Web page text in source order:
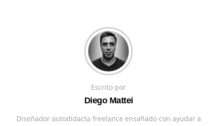
Escrito por
Diego Mattei
Diseñador autodidacta freelance ensañado con ayudar a